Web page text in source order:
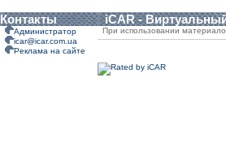
Контакты iCAR -
Администратор
icar@icar.com.ua
Реклама на сайте
При использовании